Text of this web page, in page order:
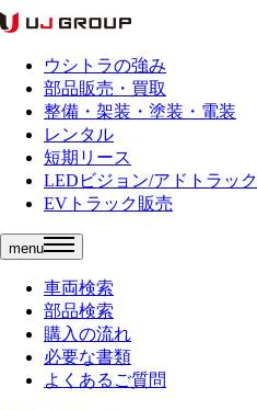
ウシトラの強み
部品販売・買取
整備・架装・塗装・電装
レンタル
短期リース
LEDビジョン/アドトラック
EVトラック販売
menu
車両検索
部品検索
購入の流れ
必要な書類
よくあるご質問